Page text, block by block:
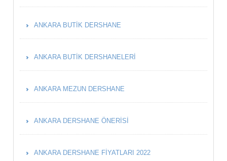
ANKARA BUTIK DERSHANE
ANKARA BUTIK DERSHANELERI
ANKARA MEZUN DERSHANE
ANKARA DERSHANE ÖNERISI
ANKARA DERSHANE FIYATLARI 2022